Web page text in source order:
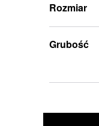
Rozmiar
Grubość